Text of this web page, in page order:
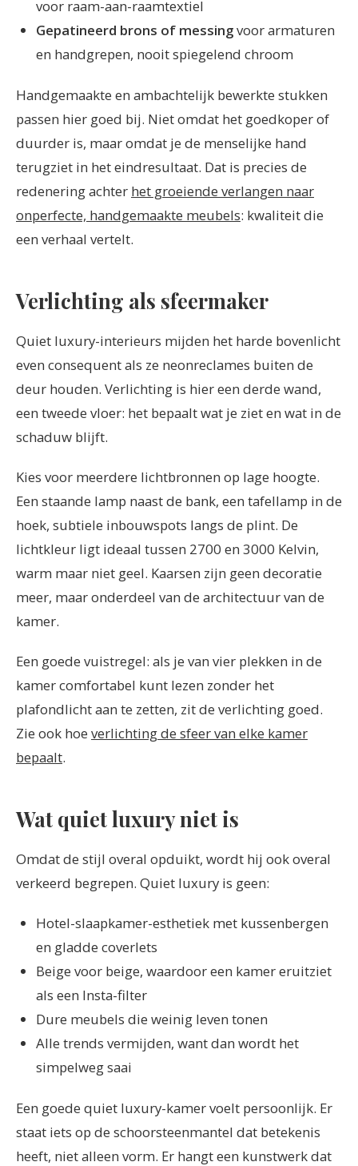
voor raam-aan-raamtextiel
Gepatineerd brons of messingvoor armaturen
en handgrepen, nooit spiegelend chroom
Handgemaakte en ambachtelijk bewerkte stukken
passen hier goed bij. Niet omdat het goedkoper of
duurder is, maar omdat je de menselijke hand
terugziet in het eindresultaat. Dat is precies de
redenering achter het groeiende verlangen naar
onperfecte, handgemaakte meubels: kwaliteit die
een verhaal vertelt.
Verlichting als sfeermaker
Quiet luxury-interieurs mijden het harde bovenlicht
even consequent als ze neonreclames buiten de
deur houden. Verlichting is hier een derde wand,
een tweede vloer: het bepaalt wat je ziet en wat in de
schaduw blijft.
Kies voor meerdere lichtbronnen op lage hoogte.
Een staande lamp naast de bank, een tafellamp in de
hoek, subtiele inbouwspots langs de plint. De
lichtkleur ligt ideaal tussen 2700 en 3000 Kelvin,
warm maar niet geel. Kaarsen zijn geen decoratie
meer, maar onderdeel van de architectuur van de
kamer.
Een goede vuistregel: als je van vier plekken in de
kamer comfortabel kunt lezen zonder het
plafondlicht aan te zetten, zit de verlichting goed.
Zie ook hoe verlichting de sfeer van elke kamer
bepaalt.
Wat quiet luxury niet is
Omdat de stijl overal opduikt, wordt hij ook overal
verkeerd begrepen. Quiet luxury is geen:
Hotel-slaapkamer-esthetiek met kussenbergen
en gladde coverlets
Beige voor beige, waardoor een kamer eruitziet
als een Insta-filter
Dure meubels die weinig leven tonen
Alle trends vermijden, want dan wordt het
simpelweg saai
Een goede quiet luxury-kamer voelt persoonlijk. Er
staat iets op de schoorsteenmantel dat betekenis
heeft, niet alleen vorm. Er hangt een kunstwerk dat